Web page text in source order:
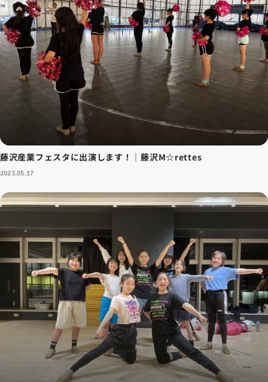
藤沢産業フェスタに出演します！｜藤沢M☆rettes
2023.05.17